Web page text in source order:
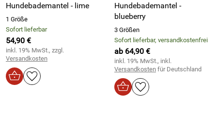
Hundebademantel - lime
1 Größe
Sofort lieferbar
54,90 €
inkl. 19% MwSt., zzgl.
Versandkosten
Hundebademantel -
blueberry
3 Größen
Sofort lieferbar, versandkostenfrei
ab 64,90 €
inkl. 19% MwSt., inkl.
Versandkosten für Deutschland